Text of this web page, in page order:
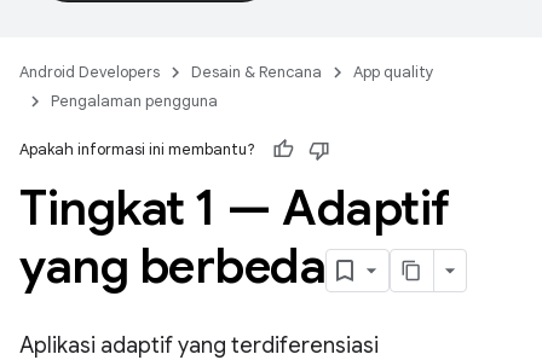
Android Developers Desain & Rencana
App quality
Pengalaman pengguna
Apakah informasi ini membantu?
Tingkat 1 — Adaptif
yang berbeda
Aplikasi adaptif yang terdiferensiasi